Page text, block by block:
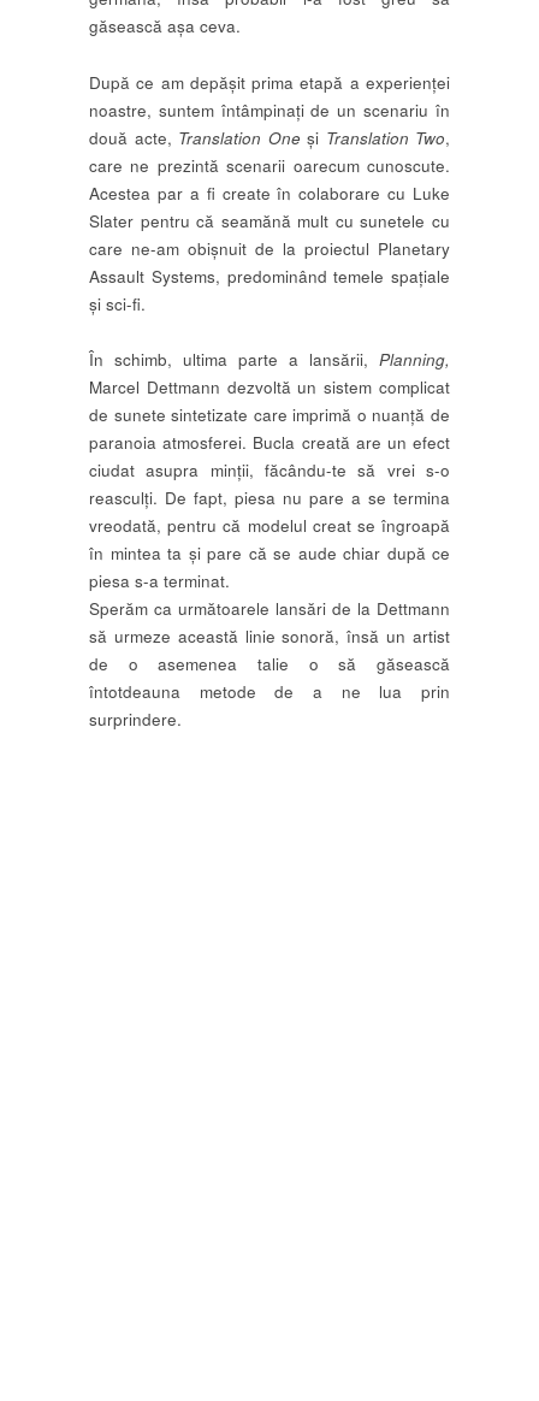
găsească așa ceva.
După ce am depășit prima etapă a experienței
noastre, suntem întâmpinați de un scenariu în
două acte, Translation One și Translation Two,
care ne prezintă scenarii oarecum cunoscute.
Acestea par a fi create în colaborare cu Luke
Slater pentru că seamănă mult cu sunetele cu
care ne-am obișnuit de la proiectul Planetary
Assault Systems, predominând temele spațiale
și sci-fi.
În schimb, ultima parte a lansării, Planning,
Marcel Dettmann dezvoltă un sistem complicat
de sunete sintetizate care imprimă o nuanță de
paranoia atmosferei. Bucla creată are un efect
ciudat asupra minții, făcându-te să vrei s-o
reasculți. De fapt, piesa nu pare a se termina
vreodată, pentru că modelul creat se îngroapă
în mintea ta și pare că se aude chiar după ce
piesa s-a terminat.
Sperăm ca următoarele lansări de la Dettmann
să urmeze această linie sonoră, însă un artist
de o asemenea talie o să găsească
întotdeauna metode de a ne lua prin
surprindere.